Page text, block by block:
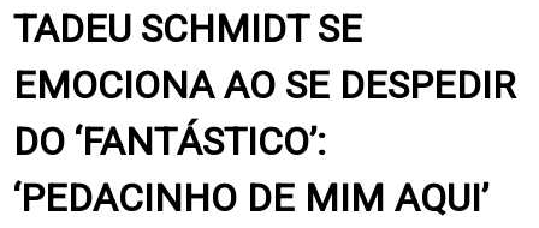
TADEU SCHMIDT SE
EMOCIONA AO SE DESPEDIR
DO ‘FANTÁSTICO’:
‘PEDACINHO DE MIM AQUI’